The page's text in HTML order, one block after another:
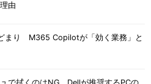
由
まり M365 Copilotが「効く業務」と